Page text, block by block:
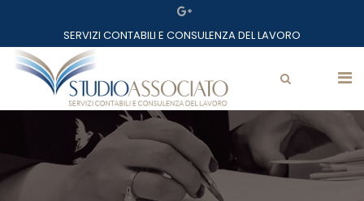
Lo studio
Professionisti
Mazzarolo Matteo
SERVIZI CONTABILI E CONSULENZA DEL LAVORO